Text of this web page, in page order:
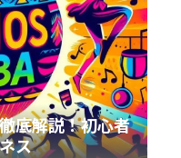
底解説！初心者
ス